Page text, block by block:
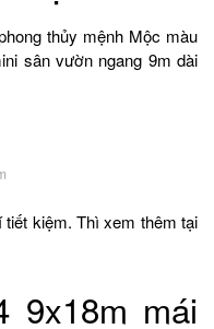
thủy mệnh Mộc màu
sân vườn ngang 9m dài
kiệm. Thì xem thêm tại
9x18m mái